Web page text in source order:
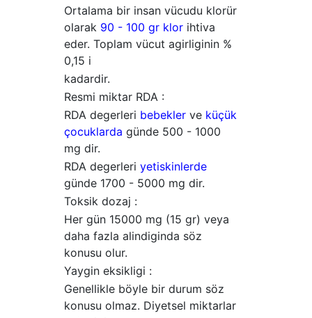
Ortalama bir insan vücudu klorür
olarak 90 - 100 gr klor ihtiva
eder. Toplam vücut agirliginin %
0,15 i
kadardir.
Resmi miktar RDA :
RDA degerleri bebekler ve küçük
çocuklarda günde 500 - 1000
mg dir.
RDA degerleri yetiskinlerde
günde 1700 - 5000 mg dir.
Toksik dozaj :
Her gün 15000 mg (15 gr) veya
daha fazla alindiginda söz
konusu olur.
Yaygin eksikligi :
Genellikle böyle bir durum söz
konusu olmaz. Diyetsel miktarlar